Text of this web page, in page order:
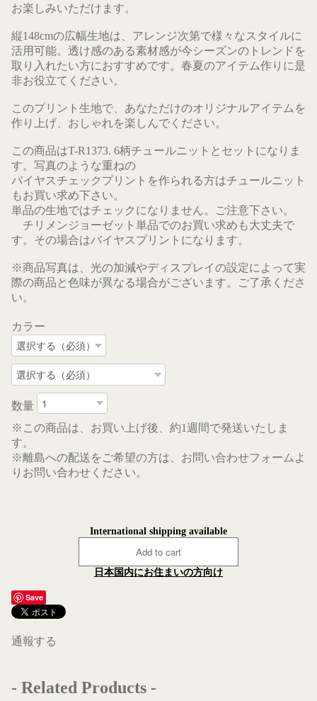
お楽しみいただけます。
縦148cmの広幅生地は、アレンジ次第で様々なスタイルに
活用可能。透け感のある素材感が今シーズンのトレンドを
取り入れたい方におすすめです。春夏のアイテム作りに是
非お役立てください。
このプリント生地で、あなただけのオリジナルアイテムを
作り上げ、おしゃれを楽しんでください。
この商品はT-R1373. 6柄チュールニットとセットになりま
す。写真のような重ねの
バイヤスチェックプリントを作られる方はチュールニット
もお買い求め下さい。
単品の生地ではチェックになりません。ご注意下さい。
チリメンジョーゼット単品でのお買い求めも大丈夫で
す。その場合はバイヤスプリントになります。
※商品写真は、光の加減やディスプレイの設定によって実
際の商品と色味が異なる場合がございます。ご了承くださ
い。
カラー
数量
※この商品は、お買い上げ後、約1週間で発送いたしま
す。
※離島への配送をご希望の方は、お問い合わせフォームよ
りお問い合わせください。
International shipping available
Add to cart
日本国内にお住まいの方向け
Save
通報する
- Related Products -